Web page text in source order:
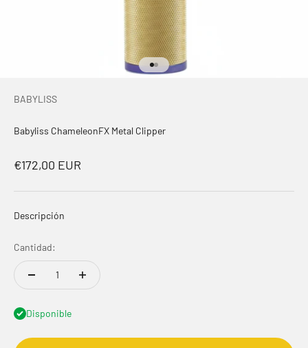
Ir al artículo 1
Ir al artículo 2
BABYLISS
Babyliss ChameleonFX Metal Clipper
Precio de oferta
€172,00 EUR
Descripción
Cantidad:
Disponible